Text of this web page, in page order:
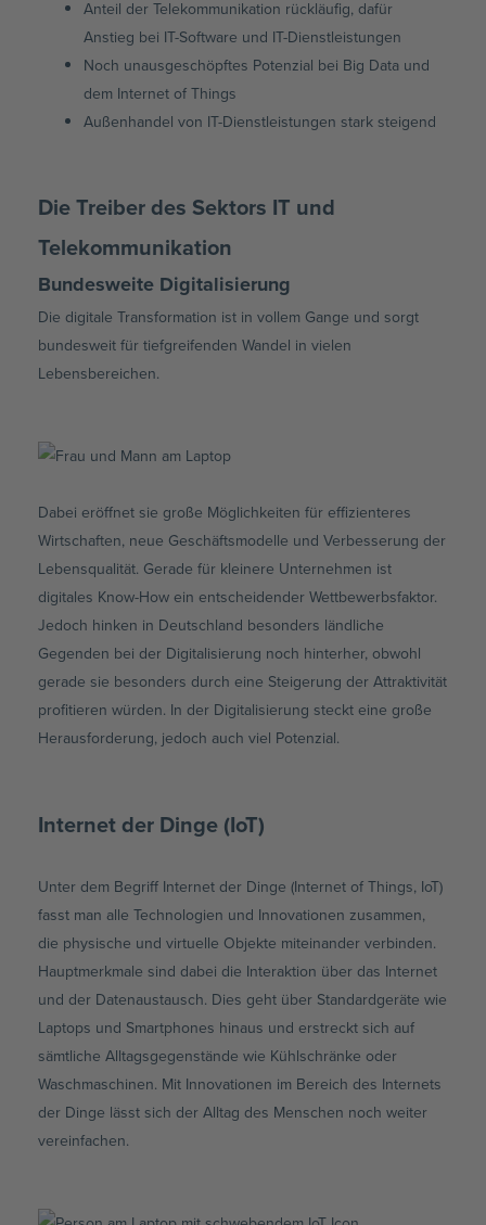
Anteil der Telekommunikation rückläufig, dafür
Anstieg bei IT-Software und IT-Dienstleistungen
Noch unausgeschöpftes Potenzial bei Big Data und
dem Internet of Things
Außenhandel von IT-Dienstleistungen stark steigend
Die Treiber des Sektors IT und
Telekommunikation
Bundesweite Digitalisierung
Die digitale Transformation ist in vollem Gange und sorgt
bundesweit für tiefgreifenden Wandel in vielen
Lebensbereichen.
Dabei eröffnet sie große Möglichkeiten für effizienteres
Wirtschaften, neue Geschäftsmodelle und Verbesserung der
Lebensqualität. Gerade für kleinere Unternehmen ist
digitales Know-How ein entscheidender Wettbewerbsfaktor.
Jedoch hinken in Deutschland besonders ländliche
Gegenden bei der Digitalisierung noch hinterher, obwohl
gerade sie besonders durch eine Steigerung der Attraktivität
profitieren würden. In der Digitalisierung steckt eine große
Herausforderung, jedoch auch viel Potenzial.
Internet der Dinge (IoT)
Unter dem Begriff Internet der Dinge (Internet of Things, IoT)
fasst man alle Technologien und Innovationen zusammen,
die physische und virtuelle Objekte miteinander verbinden.
Hauptmerkmale sind dabei die Interaktion über das Internet
und der Datenaustausch. Dies geht über Standardgeräte wie
Laptops und Smartphones hinaus und erstreckt sich auf
sämtliche Alltagsgegenstände wie Kühlschränke oder
Waschmaschinen. Mit Innovationen im Bereich des Internets
der Dinge lässt sich der Alltag des Menschen noch weiter
vereinfachen.